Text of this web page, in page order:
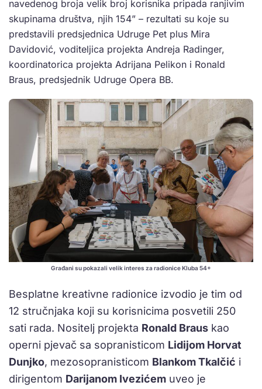
navedenog broja velik broj korisnika pripada ranjivim
skupinama društva, njih 154” – rezultati su koje su
predstavili predsjednica Udruge Pet plus Mira
Davidović, voditeljica projekta Andreja Radinger,
koordinatorica projekta Adrijana Pelikon i Ronald
Braus, predsjednik Udruge Opera BB.
Građani su pokazali velik interes za radionice Kluba 54+
Besplatne kreativne radionice izvodio je tim od
12 stručnjaka koji su korisnicima posvetili 250
sati rada. Nositelj projekta Ronald Braus kao
operni pjevač sa sopranisticom Lidijom Horvat
Dunjko, mezosopranisticom Blankom Tkalčić i
dirigentom Darijanom Ivezićem uveo je